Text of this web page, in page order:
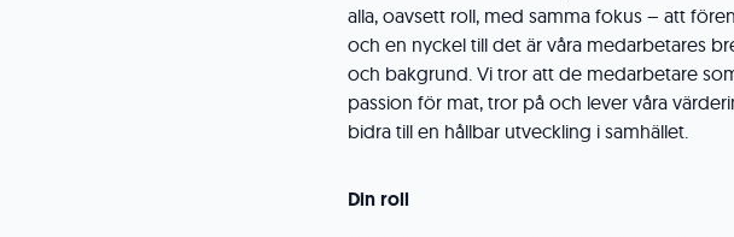
alla, oavsett roll, med samma fokus – att
och en nyckel till det är våra medarbetares
och bakgrund. Vi tror att de medarbetare
passion för mat, tror på och lever våra
bidra till en hållbar utveckling i samhället.
Din roll